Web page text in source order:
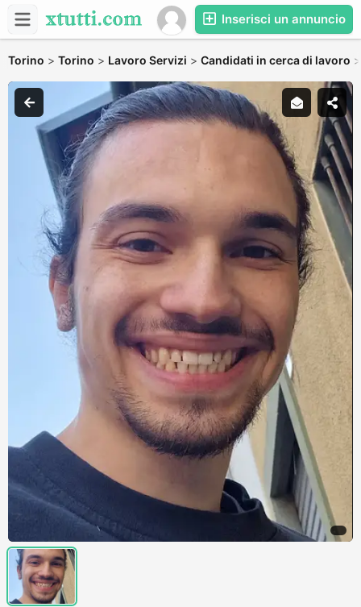
Inserisci un annuncio
Torino > Torino > Lavoro Servizi > Candidati in cerca di lavoro